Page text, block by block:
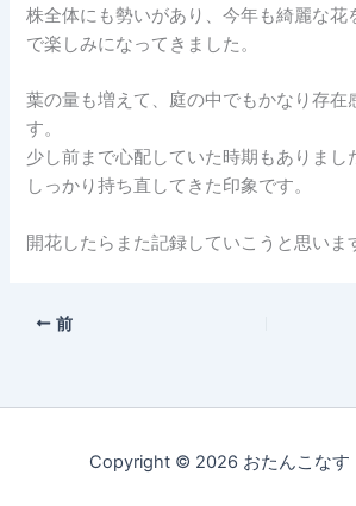
株全体にも勢いがあり、今年も綺麗な花
で楽しみになってきました。
葉の量も増えて、庭の中でもかなり存在
す。
少し前まで心配していた時期もありまし
しっかり持ち直してきた印象です。
開花したらまた記録していこうと思いま
前
Copyright © 2026 おたんこなす